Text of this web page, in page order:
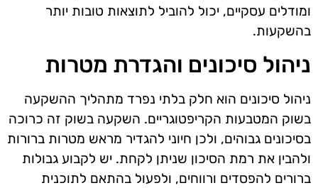
ומודלים עסקיים, יכול להוביל לתוצאות טובות יותר
בהשקעות.
ניהול סיכונים והגדרת מטרות
ניהול סיכונים הוא חלק בלתי נפרד מתהליך ההשקעה
בשוק המטבעות הקריפטוגריים. השקעה בשוק זה כרוכה
בסיכונים גבוהים, ולכן חיוני להגדיר מראש מטרות ברורות
ולהבין את רמת הסיכון שניתן לקחת. יש לקבוע גבולות
ברורים להפסדים ורווחים, ולפעול בהתאם לתוכנית